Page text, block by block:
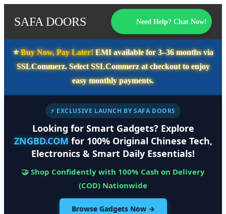
SAFA DOORS Need Help? Chat Now!
⭐️Buy Now, Pay Later!EMI available for3–36 monthsvia
SSLCommerz. SelectSSLCommerzat checkout to enjoy
easy monthly payments.
⚡ EXCLUSIVE LAUNCH BY SAFA DOORS
Looking for Smart Gadgets? Explore
ZNGBD.COM for 100% Original Chinese Tech,
Electronics & Smart Daily Essentials!
🤝 Shop Confidently with 100% Cash on Delivery
(COD) Nationwide
Browse Gadgets Now →